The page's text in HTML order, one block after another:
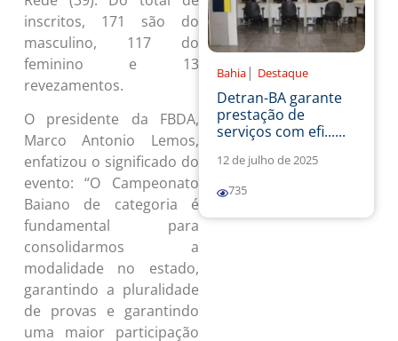
inscritos, 171 são do
masculino, 117 do
feminino e 13
revezamentos.
O presidente da FBDA,
Marco Antonio Lemos,
enfatizou o significado do
evento: “O Campeonato
Baiano de categoria é
fundamental para
consolidarmos a
modalidade no estado,
garantindo a pluralidade
de provas e garantindo
uma maior participação
Bahia | Destaque
Detran-BA garante
prestação de
serviços com efi......
12 de julho de 2025
735